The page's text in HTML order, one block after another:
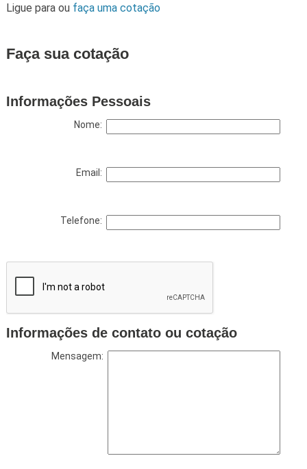
Ligue para ou faça uma cotação
Faça sua cotação
Informações Pessoais
Nome:
Email:
Telefone:
Informações de contato ou cotação
Mensagem: